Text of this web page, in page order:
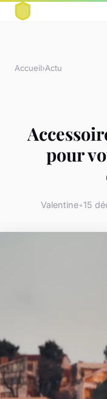
Accueil›Actu
pour
Valentine•15